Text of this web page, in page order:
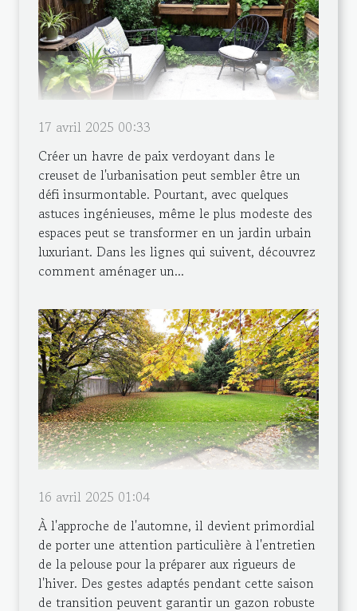
17 avril 2025 00:33
Créer un havre de paix verdoyant dans le
creuset de l'urbanisation peut sembler être un
défi insurmontable. Pourtant, avec quelques
astuces ingénieuses, même le plus modeste des
espaces peut se transformer en un jardin urbain
luxuriant. Dans les lignes qui suivent, découvrez
comment aménager un...
16 avril 2025 01:04
À l'approche de l'automne, il devient primordial
de porter une attention particulière à l'entretien
de la pelouse pour la préparer aux rigueurs de
l'hiver. Des gestes adaptés pendant cette saison
de transition peuvent garantir un gazon robuste